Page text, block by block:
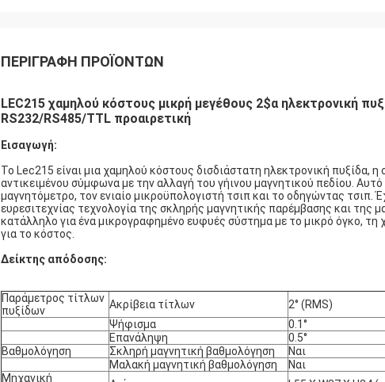
ΠΕΡΙΓΡΑΦΉ ΠΡΟΪΌΝΤΩΝ
LEC215 χαμηλού κόστους μικρή μεγέθους 2$α ηλεκτρονική
RS232/RS485/TTL προαιρετική
Εισαγωγή:
Το Lec215 είναι μια χαμηλού κόστους δισδιάστατη ηλεκτρονική πυξίδα,
αντικειμένου σύμφωνα με την αλλαγή του γήινου μαγνητικού πεδίου.
μαγνητόμετρο, τον ενιαίο μικροϋπολογιστή τσιπ και το οδηγώντας
ευρεσιτεχνίας τεχνολογία της σκληρής μαγνητικής παρέμβασης και της
κατάλληλο για ένα μικρογραφημένο ευφυές σύστημα με το μικρό όγκο, τη
για το κόστος.
Δείκτης απόδοσης:
Παράμετρος τίτλων
πυξίδων
Ακρίβεια τίτλων
2° (RMS)
Ψήφισμα
0.1°
Επανάληψη
0.5°
Βαθμολόγηση
Σκληρή μαγνητική βαθμολόγηση
Ναι
Μαλακή μαγνητική βαθμολόγηση
Ναι
Μηχανική